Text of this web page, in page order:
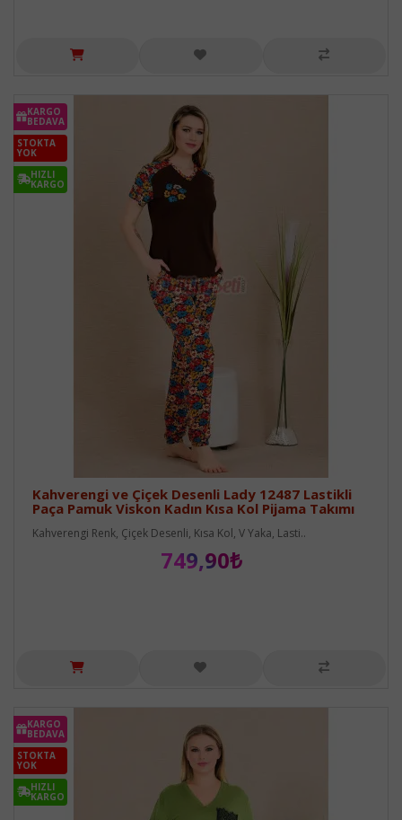
KARGO
BEDAVA
STOKTA
YOK
HIZLI
KARGO
Kahverengi ve Çiçek Desenli Lady 12487 Lastikli
Paça Pamuk Viskon Kadın Kısa Kol Pijama Takımı
Kahverengi Renk, Çiçek Desenli, Kısa Kol, V Yaka, Lasti..
749,90₺
KARGO
BEDAVA
STOKTA
YOK
HIZLI
KARGO